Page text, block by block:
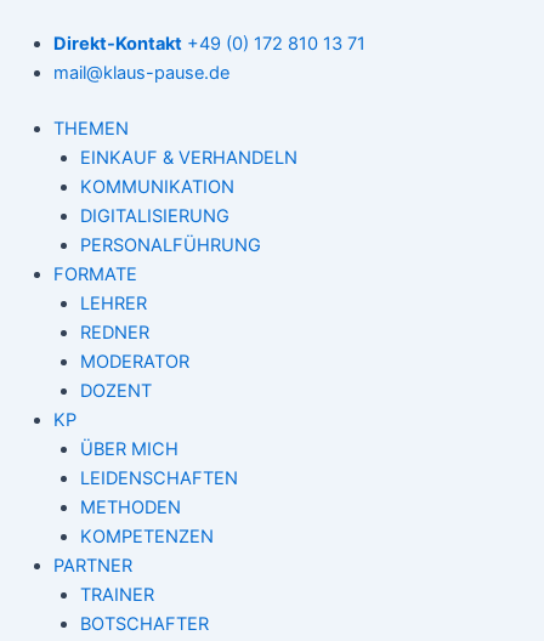
Inhalt
springen
Direkt-Kontakt+49 (0) 172 810 13 71
mail@klaus-pause.de
THEMEN
EINKAUF & VERHANDELN
KOMMUNIKATION
DIGITALISIERUNG
PERSONALFÜHRUNG
FORMATE
LEHRER
REDNER
MODERATOR
DOZENT
KP
ÜBER MICH
LEIDENSCHAFTEN
METHODEN
KOMPETENZEN
PARTNER
TRAINER
BOTSCHAFTER